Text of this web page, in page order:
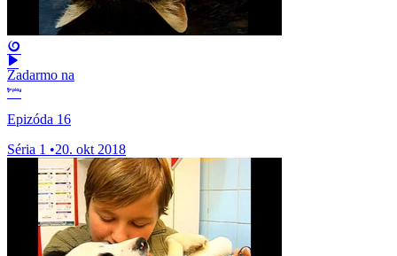
Zadarmo na
Epizóda 16
Séria 1 •20. okt 2018